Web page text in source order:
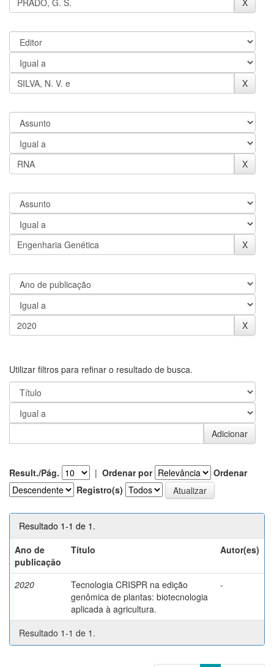
Utilizar filtros para refinar o resultado de busca.
Result./Pág. | Ordenar por
Ordenar
Registro(s)
Resultado 1-1 de 1.
Ano de
publicação
Título Autor(es)
2020
Tecnologia CRISPR na edição
genômica de plantas: biotecnologia
aplicada à agricultura.
-
Resultado 1-1 de 1.